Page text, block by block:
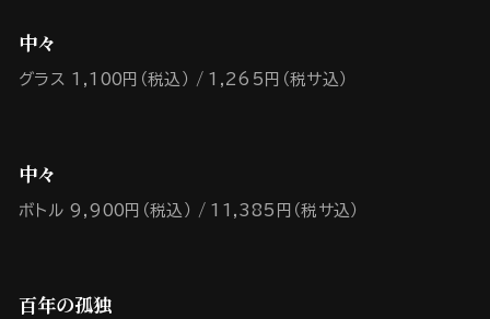
中々
グラス 1,100円（税込） 1,265円（税サ込）
中々
ボトル 9,900円（税込） 11,385円（税サ込）
百年の孤独